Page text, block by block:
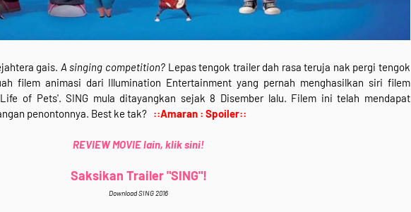
gais. A singing competition?Lepas tengok trailer dah rasa teruja nak pergi tengok
filem animasi dari Illumination Entertainment yang pernah menghasilkan siri filem
of Pets'. SING mula ditayangkan sejak 8 Disember lalu. Filem ini telah mendapat
penontonnya. Best ke tak? ::Amaran : Spoiler::
REVIEW MOVIE lain, klik sini!
Saksikan Trailer "SING"!
Download SING 2016